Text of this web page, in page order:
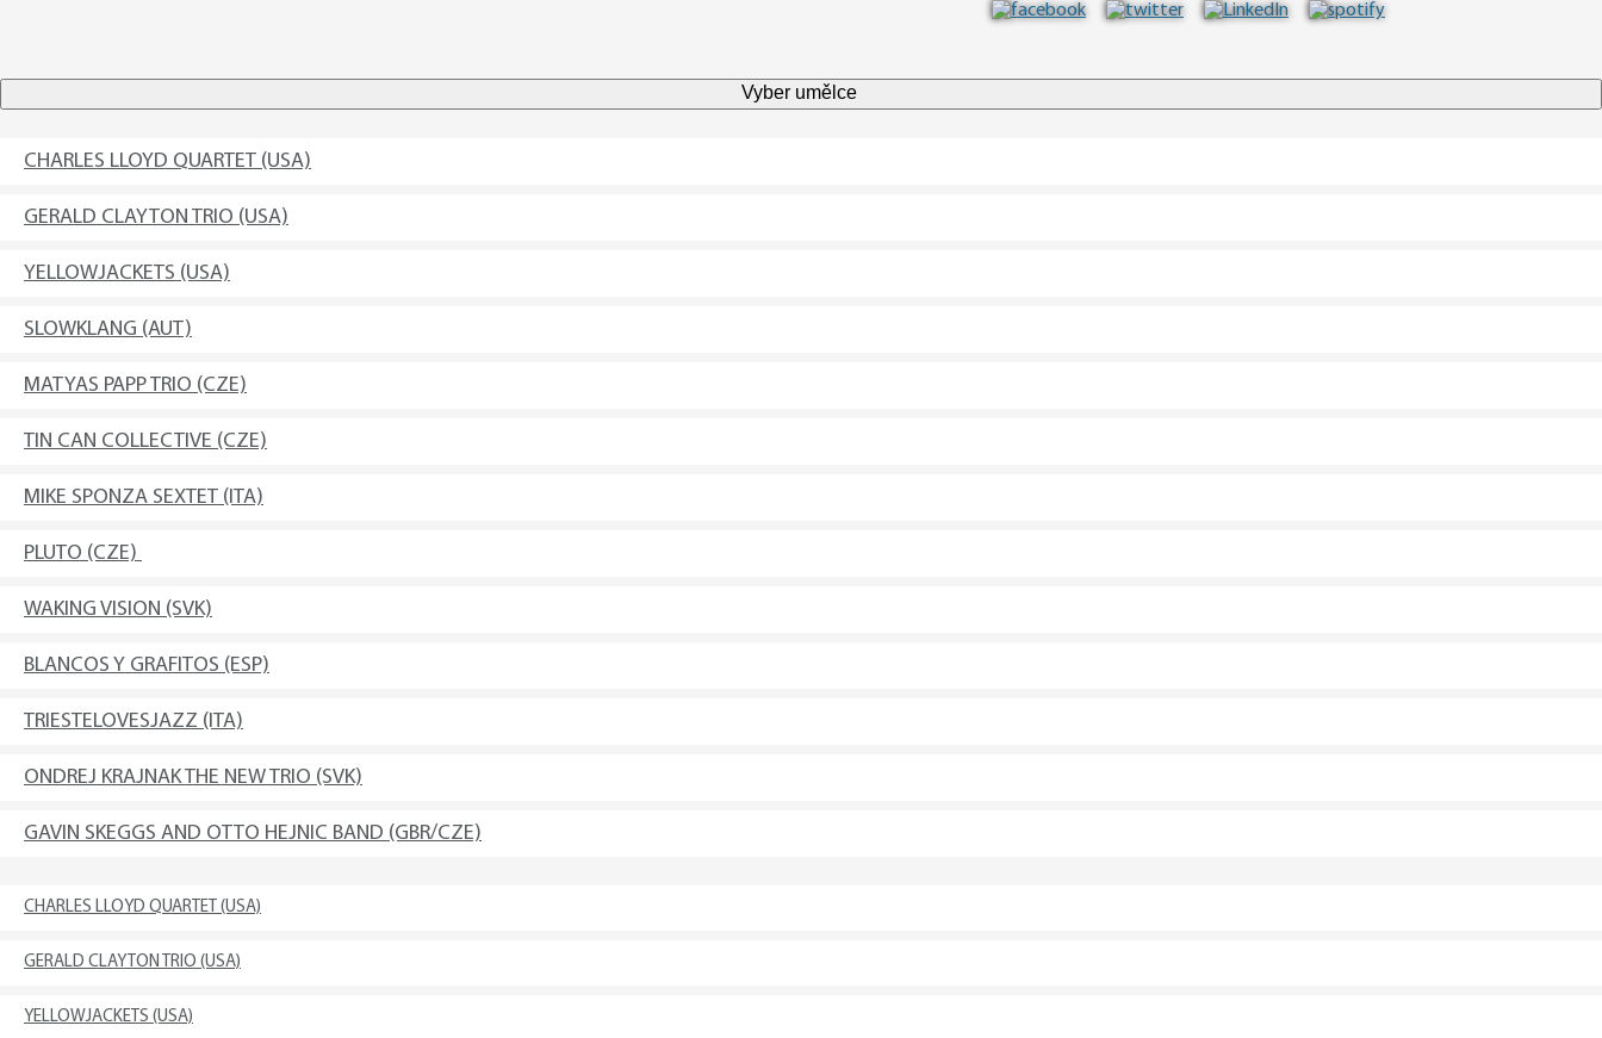
Vyber umělce
CHARLES LLOYD QUARTET (USA)
GERALD CLAYTON TRIO (USA)
YELLOWJACKETS (USA)
SLOWKLANG (AUT)
MATYAS PAPP TRIO (CZE)
TIN CAN COLLECTIVE (CZE)
MIKE SPONZA SEXTET (ITA)
PLUTO (CZE)
WAKING VISION (SVK)
BLANCOS Y GRAFITOS (ESP)
TRIESTELOVESJAZZ (ITA)
ONDREJ KRAJNAK THE NEW TRIO (SVK)
GAVIN SKEGGS AND OTTO HEJNIC BAND (GBR/CZE)
CHARLES LLOYD QUARTET (USA)
GERALD CLAYTON TRIO (USA)
YELLOWJACKETS (USA)